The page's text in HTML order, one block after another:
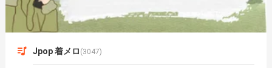
Jpop 着メロ (3047)